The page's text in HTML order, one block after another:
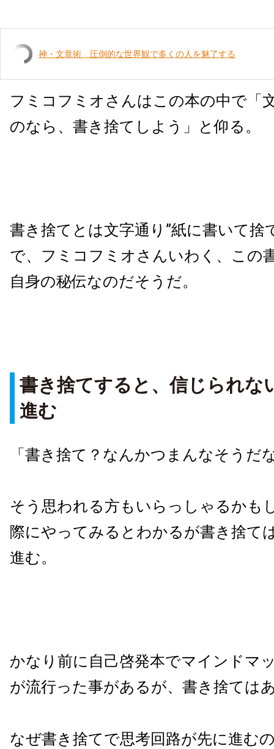
神・文章術 圧倒的な世界観で多くの人を魅了する
フミコフミオさんはこの本の中で「
のなら、書き捨てしよう」と仰る。
書き捨てとは文字通り”紙に書いて捨
で、フミコフミオさんいわく、この
自身の秘伝なのだそうだ。
書き捨てすると、信じられな
進む
「書き捨て？なんかつまんなそうだ
そう思われる方もいらっしゃるかも
際にやってみるとわかるが書き捨て
進む。
かなり前に自己啓発本でマインドマ
が流行った事があるが、書き捨ては
なぜ書き捨てで思考回路が先に進む